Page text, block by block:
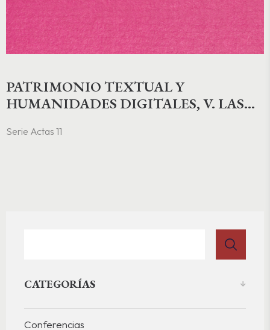
PATRIMONIO TEXTUAL Y
HUMANIDADES DIGITALES, V. LAS
INTERTEXTUALIDADES Y
Serie Actas 11
CATEGORÍAS
Conferencias